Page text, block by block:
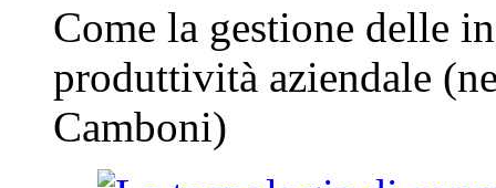
Come la gestione delle
produttività aziendale
Camboni)